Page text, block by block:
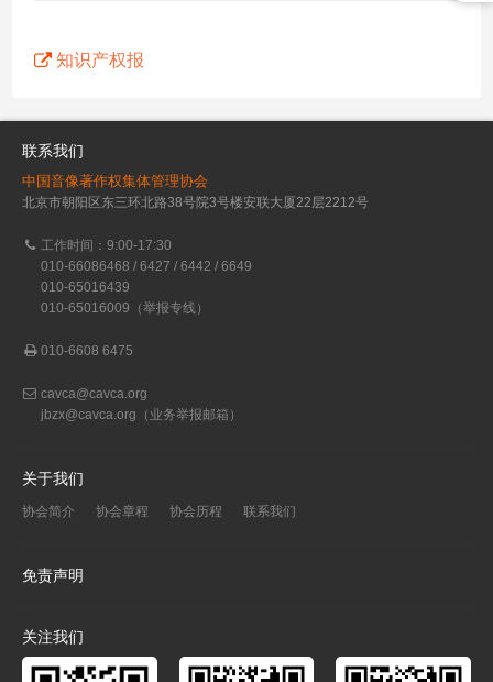
知识产权报
联系我们
中国音像著作权集体管理协会
北京市朝阳区东三环北路38号院3号楼安联大厦22层2212号
工作时间：9:00-17:30
010-66086468 / 6427 / 6442 / 6649
010-65016439
010-65016009（举报专线）
010-6608 6475
cavca@cavca.org
jbzx@cavca.org （业务举报邮箱）
关于我们
协会简介 协会章程 协会历程 联系我们
免责声明
关注我们